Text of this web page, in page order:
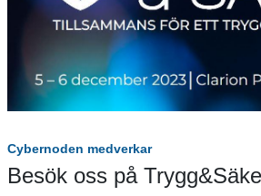
Cybernoden medverkar
Besök oss på